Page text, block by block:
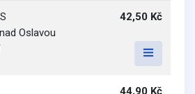
Oslavou
42,50 Kč
44,90 Kč